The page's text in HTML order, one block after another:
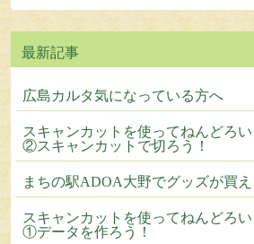
広島カルタ気になっている方へ
スキャンカットを使ってねんどろ
②スキャンカットで切ろう！
まちの駅ADOA大野でグッズが買え
スキャンカットを使ってねんどろ
①データを作ろう！